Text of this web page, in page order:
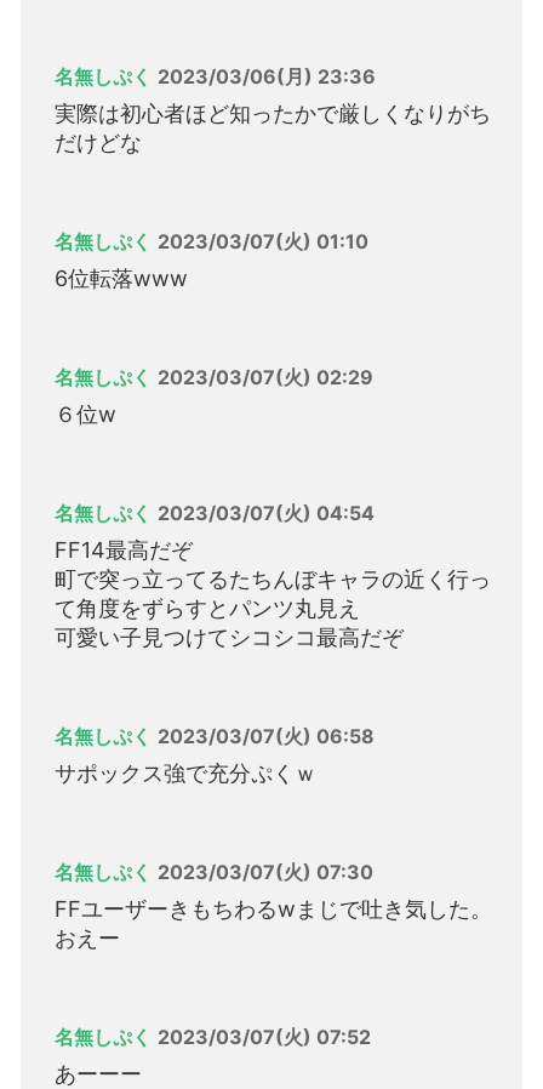
名無しぷく 2023/03/06(月) 23:36
実際は初心者ほど知ったかで厳しくなりがち
だけどな
名無しぷく 2023/03/07(火) 01:10
6位転落www
名無しぷく 2023/03/07(火) 02:29
６位w
名無しぷく 2023/03/07(火) 04:54
FF14最高だぞ
町で突っ立ってるたちんぼキャラの近く行っ
て角度をずらすとパンツ丸見え
可愛い子見つけてシコシコ最高だぞ
名無しぷく 2023/03/07(火) 06:58
サポックス強で充分ぷくｗ
名無しぷく 2023/03/07(火) 07:30
FFユーザーきもちわるwまじで吐き気した。
おえー
名無しぷく 2023/03/07(火) 07:52
あーーー